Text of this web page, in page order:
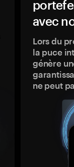
avec
Lors du
la puce
génère
ne peut